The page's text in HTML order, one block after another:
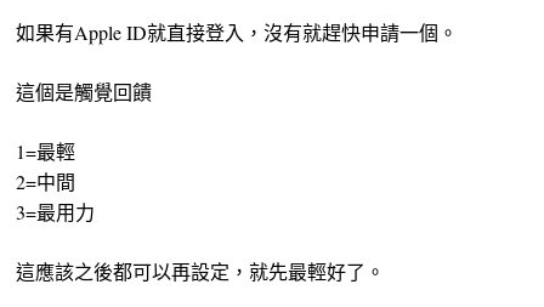
如果有Apple ID就直接登入，沒有就趕快申請一個。
這個是觸覺回饋
1=最輕
2=中間
3=最用力
這應該之後都可以再設定，就先最輕好了。